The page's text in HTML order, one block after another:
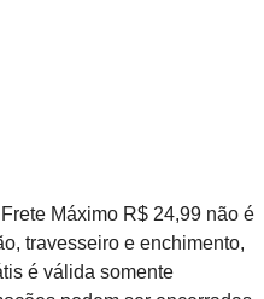
Máximo R$ 24,99 não é
travesseiro e enchimento,
é válida somente